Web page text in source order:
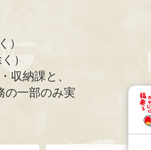
）
）
収納課と、
の一部のみ実